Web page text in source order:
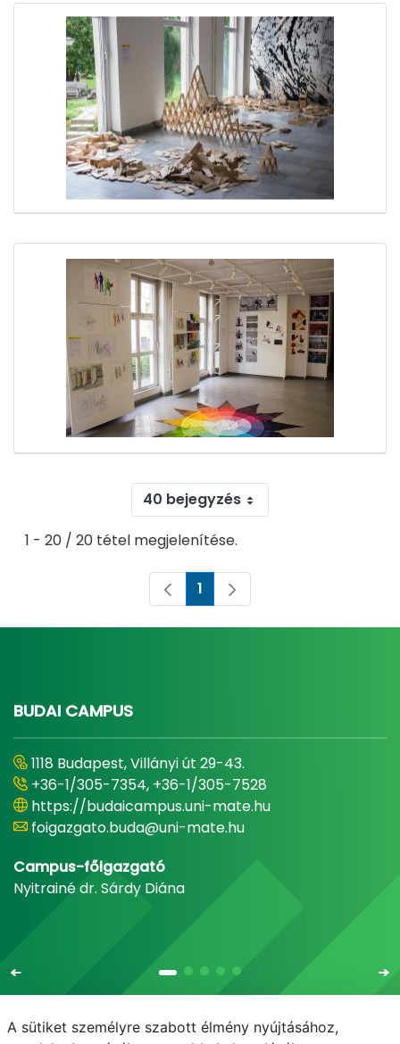
40 bejegyzés
1 - 20 / 20 tétel megjelenítése.
Oldal
1
BUDAI CAMPUS
1118 Budapest, Villányi út 29-43.
+36-1/305-7354, +36-1/305-7528
https://budaicampus.uni-mate.hu
foigazgato.buda@uni-mate.hu
Campus-főigazgató
Nyitrainé dr. Sárdy Diána
A sütiket személyre szabott élmény nyújtásához,